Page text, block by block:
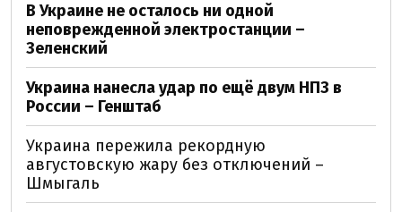
В Украине не осталось ни одной
неповрежденной электростанции –
Зеленский
Украина нанесла удар по ещё двум НПЗ в
России – Генштаб
Украина пережила рекордную
августовскую жару без отключений –
Шмыгаль